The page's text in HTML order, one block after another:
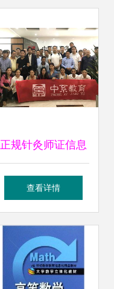
正规针灸师证信息
推荐——中系教育
询指南
查看详情